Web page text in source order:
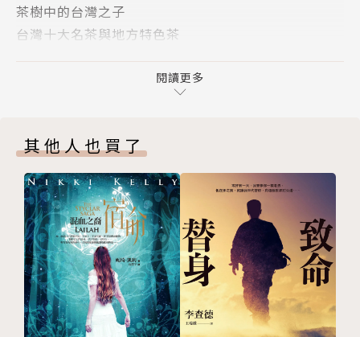
茶樹中的台灣之子
台灣十大名茶與地方特色茶
保健茶品異軍突起
台灣特色茶區分布一覽表
2. 台灣北部特色茶園
熟火喉韻正欉鐵觀音木柵
清香獨具包種茶南港
台灣龍井與碧螺春三峽
清秀婉約文山包種茶坪林
山清水秀茶之鄉石碇
硬枝紅心鐵觀音石門
閱讀更多
其他人也買了